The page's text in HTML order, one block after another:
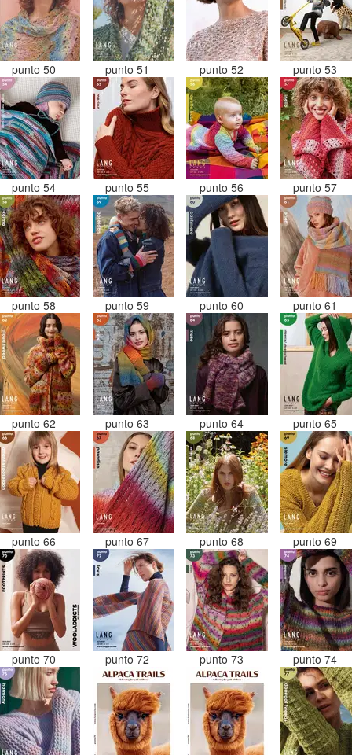
punto 50 punto 51 punto 52 punto 53
punto 54 punto 55 punto 56 punto 57
punto 58 punto 59 punto 60 punto 61
punto 62 punto 63 punto 64 punto 65
punto 66 punto 67 punto 68 punto 69
punto 70 punto 72 punto 73 punto 74